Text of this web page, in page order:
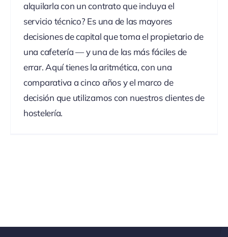
alquilarla con un contrato que incluya el
servicio técnico? Es una de las mayores
decisiones de capital que toma el propietario de
una cafetería — y una de las más fáciles de
errar. Aquí tienes la aritmética, con una
comparativa a cinco años y el marco de
decisión que utilizamos con nuestros clientes de
hostelería.